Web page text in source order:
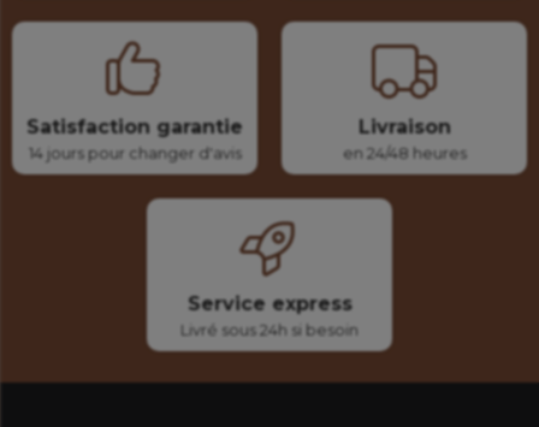
Satisfaction garantie
14 jours pour changer d'avis
Livraison
en 24/48 heures
Service express
Livré sous 24h si besoin